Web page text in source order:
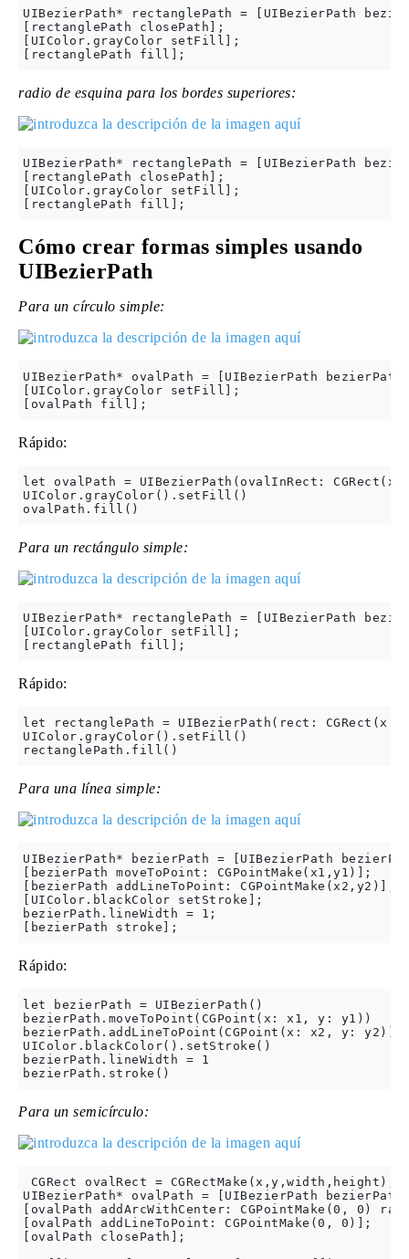
UIBezierPath* rectanglePath = [UIBezierPath
[rectanglePath closePath];
[UIColor.grayColor setFill];
radio de esquina para los bordes superiores:
UIBezierPath* rectanglePath = [UIBezierPath
[rectanglePath closePath];
[UIColor.grayColor setFill];
Cómo crear formas simples usando
UIBezierPath
Para un círculo simple:
UIBezierPath* ovalPath = [UIBezierPath
[UIColor.grayColor setFill];
Rápido:
let ovalPath = UIBezierPath(ovalInRect:
UIColor.grayColor().setFill()
Para un rectángulo simple:
UIBezierPath* rectanglePath = [UIBezierPath
[UIColor.grayColor setFill];
Rápido:
let rectanglePath = UIBezierPath(rect:
UIColor.grayColor().setFill()
Para una línea simple:
UIBezierPath* bezierPath = [UIBezierPath
[bezierPath moveToPoint: CGPointMake(x1,y1)];
[bezierPath addLineToPoint: CGPointMake(x2,y2)];
[UIColor.blackColor setStroke];
bezierPath.lineWidth = 1;
Rápido:
let bezierPath = UIBezierPath()
bezierPath.moveToPoint(CGPoint(x: x1, y: y1))
bezierPath.addLineToPoint(CGPoint(x: x2, y: y2))
UIColor.blackColor().setStroke()
bezierPath.lineWidth = 1
Para un semicírculo:
CGRect ovalRect = CGRectMake(x,y,width,height);
UIBezierPath* ovalPath = [UIBezierPath
[ovalPath addArcWithCenter: CGPointMake(0, 0)
[ovalPath addLineToPoint: CGPointMake(0, 0)];
[ovalPath closePath];